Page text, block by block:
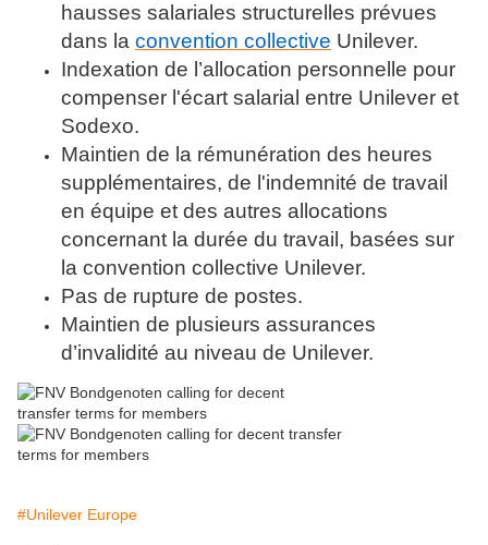
hausses salariales structurelles prévues
dans la convention collective Unilever.
Indexation de l’allocation personnelle pour
compenser l'écart salarial entre Unilever et
Sodexo.
Maintien de la rémunération des heures
supplémentaires, de l'indemnité de travail
en équipe et des autres allocations
concernant la durée du travail, basées sur
la convention collective Unilever.
Pas de rupture de postes.
Maintien de plusieurs assurances
d’invalidité au niveau de Unilever.
#Unilever Europe